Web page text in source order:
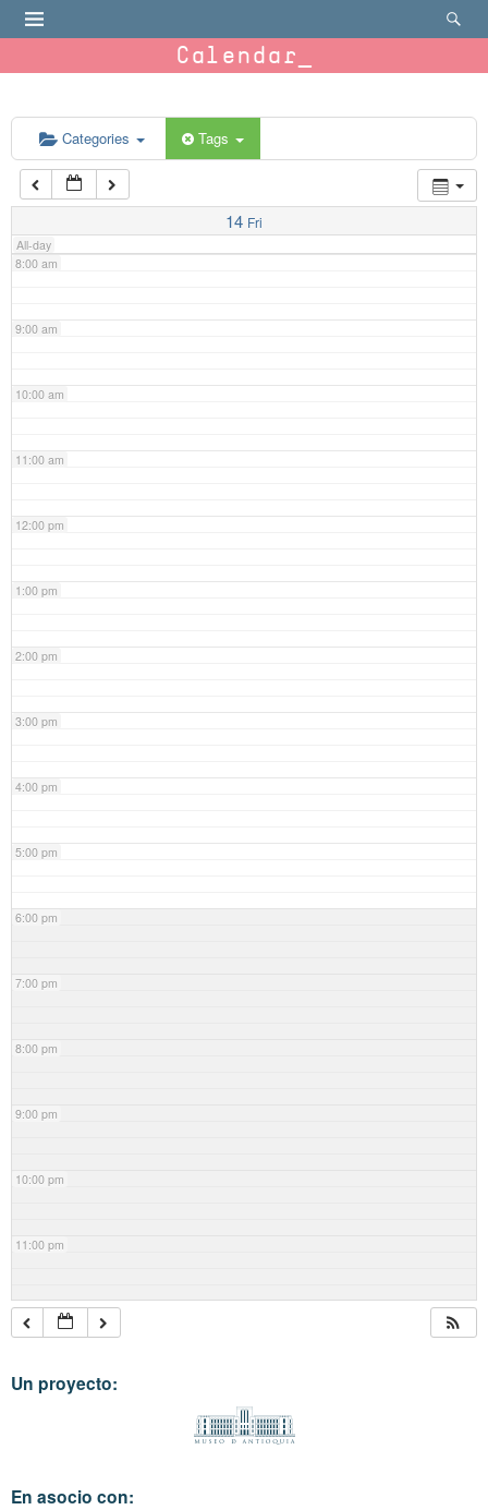
Calendar
Categories Tags
14 Fri
All-day
6:00 am
7:00 am
8:00 am
9:00 am
10:00 am
11:00 am
12:00 pm
1:00 pm
2:00 pm
3:00 pm
4:00 pm
5:00 pm
6:00 pm
7:00 pm
8:00 pm
9:00 pm
10:00 pm
11:00 pm
Un proyecto:
En asocio con: